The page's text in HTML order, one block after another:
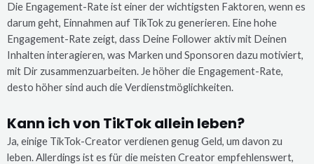
Die Engagement-Rate ist einer der wichtigsten Faktoren, wenn es
darum geht, Einnahmen auf TikTok zu generieren. Eine hohe
Engagement-Rate zeigt, dass Deine Follower aktiv mit Deinen
Inhalten interagieren, was Marken und Sponsoren dazu motiviert,
mit Dir zusammenzuarbeiten. Je höher die Engagement-Rate,
desto höher sind auch die Verdienstmöglichkeiten.
Kann ich von TikTok allein leben?
Ja, einige TikTok-Creator verdienen genug Geld, um davon zu
leben. Allerdings ist es für die meisten Creator empfehlenswert,